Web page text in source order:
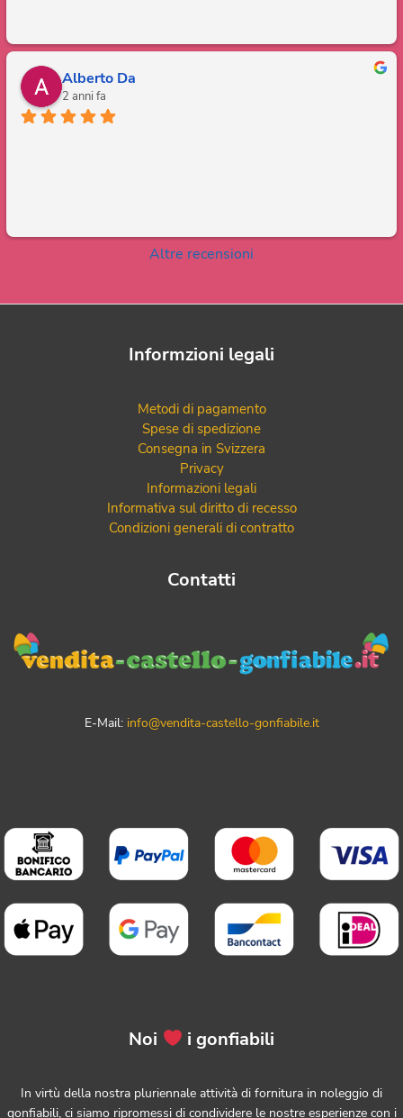
Alberto Da
2 anni fa
Altre recensioni
Informzioni legali
Metodi di pagamento
Spese di spedizione
Consegna in Svizzera
Privacy
Informazioni legali
Informativa sul diritto di recesso
Condizioni generali di contratto
Contatti
E-Mail: info@vendita-castello-gonfiabile.it
Noi i gonfiabili
In virtù della nostra pluriennale attività di fornitura in noleggio di
gonfiabili, ci siamo ripromessi di condividere le nostre esperienze con i